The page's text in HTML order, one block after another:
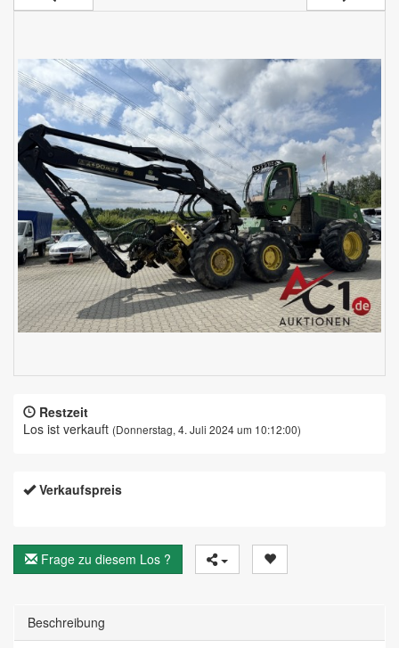
Restzeit
Los ist verkauft (Donnerstag, 4. Juli 2024 um 10:12:00)
Verkaufspreis
Frage zu diesem Los ?
Beschreibung